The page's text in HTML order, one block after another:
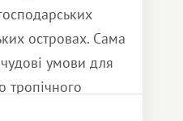
островах. Сама
умови для
тропічного